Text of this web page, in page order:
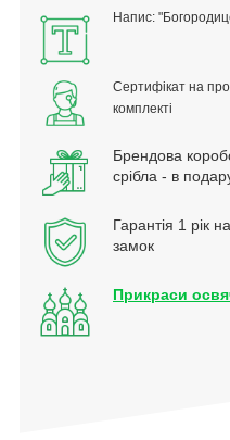
Напис:
Сертифікат на
комплекті
Брендова
срібла - в
Гарантія 1 рік
замок
Прикраси